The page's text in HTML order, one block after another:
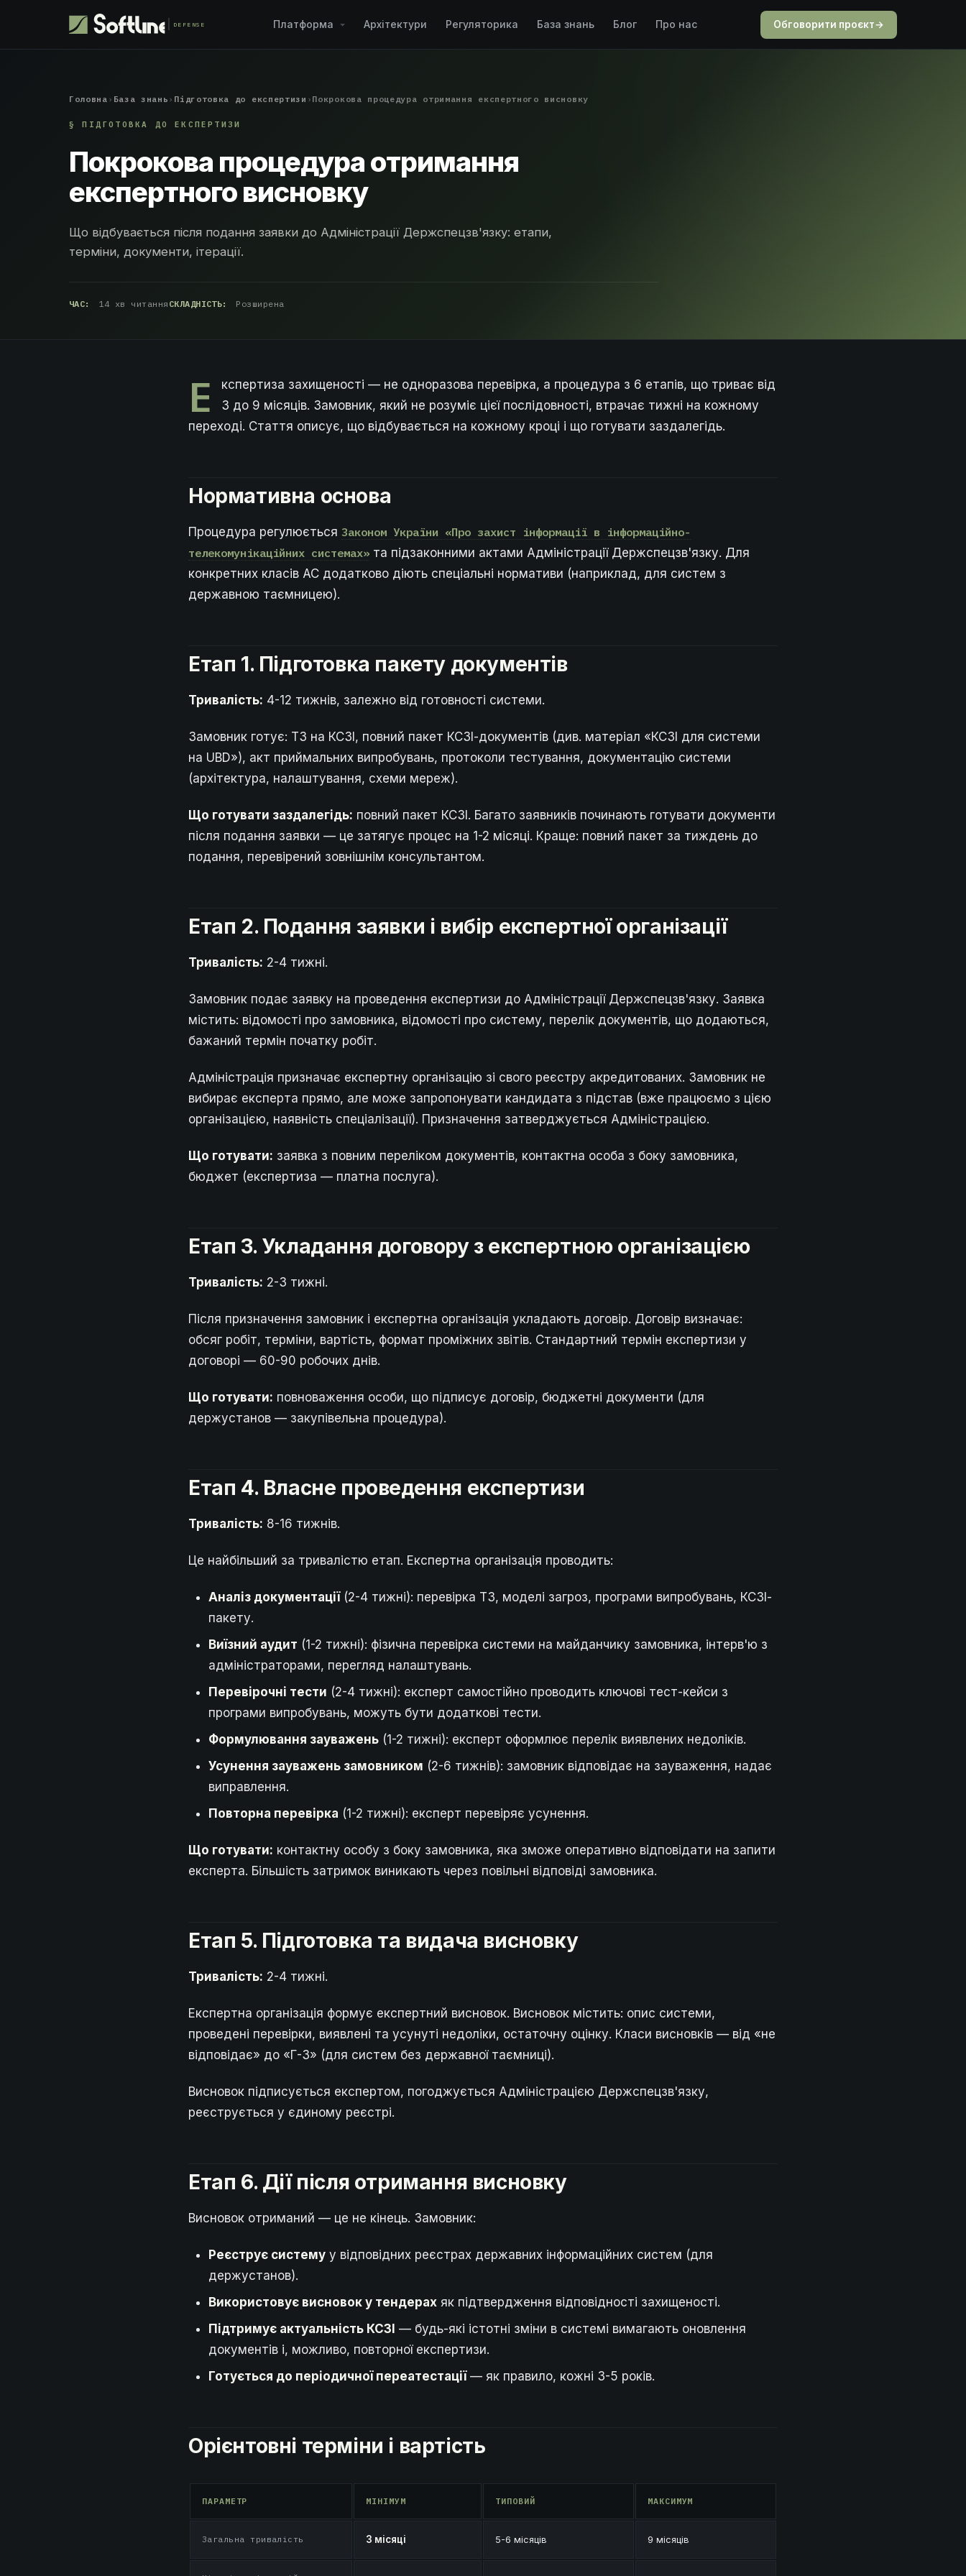
DEFENSE Платформа Архітектури Регуляторика База знань Блог Про нас Обговорити проєкт→
Головна › База знань › Підготовка до експертизи › Покрокова процедура отримання експертного висновку
§ ПІДГОТОВКА ДО ЕКСПЕРТИЗИ
Покрокова процедура отримання
експертного висновку
Що відбувається після подання заявки до Адміністрації Держспецзв'язку: етапи,
терміни, документи, ітерації.
ЧАС: 14 хв читання СКЛАДНІСТЬ: Розширена
Е
кспертиза захищеності — не одноразова перевірка, а процедура з 6 етапів, що триває від
3 до 9 місяців. Замовник, який не розуміє цієї послідовності, втрачає тижні на кожному
переході. Стаття описує, що відбувається на кожному кроці і що готувати заздалегідь.
Нормативна основа
Процедура регулюється Законом України «Про захист інформації в інформаційно-
телекомунікаційних системах» та підзаконними актами Адміністрації Держспецзв'язку. Для
конкретних класів АС додатково діють спеціальні нормативи (наприклад, для систем з
державною таємницею).
Етап 1. Підготовка пакету документів
Тривалість: 4-12 тижнів, залежно від готовності системи.
Замовник готує: ТЗ на КСЗІ, повний пакет КСЗІ-документів (див. матеріал «КСЗІ для системи
на UBD»), акт приймальних випробувань, протоколи тестування, документацію системи
(архітектура, налаштування, схеми мереж).
Що готувати заздалегідь: повний пакет КСЗІ. Багато заявників починають готувати документи
після подання заявки — це затягує процес на 1-2 місяці. Краще: повний пакет за тиждень до
подання, перевірений зовнішнім консультантом.
Етап 2. Подання заявки і вибір експертної організації
Тривалість: 2-4 тижні.
Замовник подає заявку на проведення експертизи до Адміністрації Держспецзв'язку. Заявка
містить: відомості про замовника, відомості про систему, перелік документів, що додаються,
бажаний термін початку робіт.
Адміністрація призначає експертну організацію зі свого реєстру акредитованих. Замовник не
вибирає експерта прямо, але може запропонувати кандидата з підстав (вже працюємо з цією
організацією, наявність спеціалізації). Призначення затверджується Адміністрацією.
Що готувати: заявка з повним переліком документів, контактна особа з боку замовника,
бюджет (експертиза — платна послуга).
Етап 3. Укладання договору з експертною організацією
Тривалість: 2-3 тижні.
Після призначення замовник і експертна організація укладають договір. Договір визначає:
обсяг робіт, терміни, вартість, формат проміжних звітів. Стандартний термін експертизи у
договорі — 60-90 робочих днів.
Що готувати: повноваження особи, що підписує договір, бюджетні документи (для
держустанов — закупівельна процедура).
Етап 4. Власне проведення експертизи
Тривалість: 8-16 тижнів.
Це найбільший за тривалістю етап. Експертна організація проводить:
Аналіз документації(2-4 тижні): перевірка ТЗ, моделі загроз, програми випробувань, КСЗІ-
пакету.
Виїзний аудит (1-2 тижні): фізична перевірка системи на майданчику замовника, інтерв'ю з
адміністраторами, перегляд налаштувань.
Перевірочні тести (2-4 тижні): експерт самостійно проводить ключові тест-кейси з
програми випробувань, можуть бути додаткові тести.
Формулювання зауважень (1-2 тижні): експерт оформлює перелік виявлених недоліків.
Усунення зауважень замовником (2-6 тижнів): замовник відповідає на зауваження, надає
виправлення.
Повторна перевірка (1-2 тижні): експерт перевіряє усунення.
Що готувати: контактну особу з боку замовника, яка зможе оперативно відповідати на запити
експерта. Більшість затримок виникають через повільні відповіді замовника.
Етап 5. Підготовка та видача висновку
Тривалість: 2-4 тижні.
Експертна організація формує експертний висновок. Висновок містить: опис системи,
проведені перевірки, виявлені та усунуті недоліки, остаточну оцінку. Класи висновків — від «не
відповідає» до «Г-3» (для систем без державної таємниці).
Висновок підписується експертом, погоджується Адміністрацією Держспецзв'язку,
реєструється у єдиному реєстрі.
Етап 6. Дії після отримання висновку
Висновок отриманий — це не кінець. Замовник:
Реєструє систему у відповідних реєстрах державних інформаційних систем (для
держустанов).
Використовує висновок у тендерах як підтвердження відповідності захищеності.
Підтримує актуальність КСЗІ — будь-які істотні зміни в системі вимагають оновлення
документів і, можливо, повторної експертизи.
Готується до періодичної переатестації— як правило, кожні 3-5 років.
Орієнтовні терміни і вартість
ПАРАМЕТР МІНІМУМ ТИПОВИЙ МАКСИМУМ
Загальна тривалість 3 місяці 5-6 місяців 9 місяців